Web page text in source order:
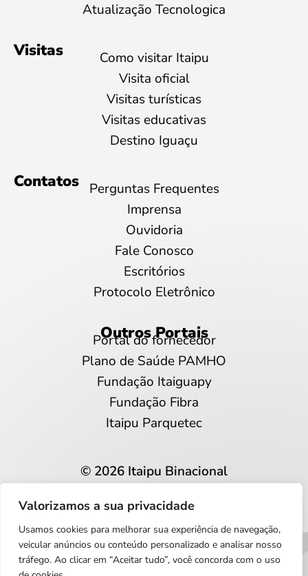
Valorizamos a sua privacidade
Usamos cookies para melhorar sua experiência de navegação,
veicular anúncios ou conteúdo personalizado e analisar nosso
tráfego. Ao clicar em “Aceitar tudo”, você concorda com o uso
Atualização Tecnologica
Visitas
Como visitar Itaipu
Visita oficial
Visitas turísticas
Visitas educativas
Destino Iguaçu
Contatos
Perguntas Frequentes
Imprensa
Ouvidoria
Fale Conosco
Escritórios
Protocolo Eletrônico
Outros Portais
Portal do fornecedor
Plano de Saúde PAMHO
Fundação Itaiguapy
Fundação Fibra
Itaipu Parquetec
© 2026 Itaipu Binacional
Privacidade e proteção de dados
Português